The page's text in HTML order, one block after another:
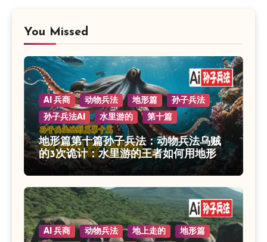
You Missed
AI 兵商 动物兵法 地形篇
孙子兵法
孙子兵法AI
水里游的 第十篇
地形篇第十篇孙子兵法：动物兵法乌贼
的3次诡计：水里游的王者如何用地形制
胜
AI 兵商 动物兵法 地上走的
地形篇